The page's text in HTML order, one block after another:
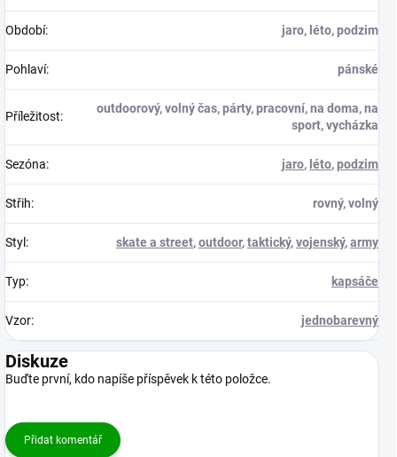
Období: jaro, léto, podzim
Pohlaví: pánské
Příležitost:
outdoorový, volný čas, párty, pracovní, na doma, na
sport, vycházka
Sezóna: jaro, léto,podzim
Střih: rovný, volný
Styl : skate a street,outdoor,taktický,vojenský,army
Typ: kapsáče
Vzor: jednobarevný
Diskuze
Buďte první, kdo napíše příspěvek k této položce.
Přidat komentář